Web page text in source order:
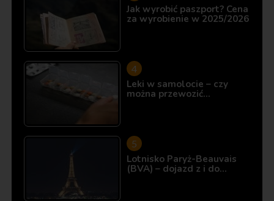
Jak wyrobić paszport? Cena
za wyrobienie w 2025/2026
Leki w samolocie – czy
można przewozić…
Lotnisko Paryż-Beauvais
(BVA) – dojazd z i do…